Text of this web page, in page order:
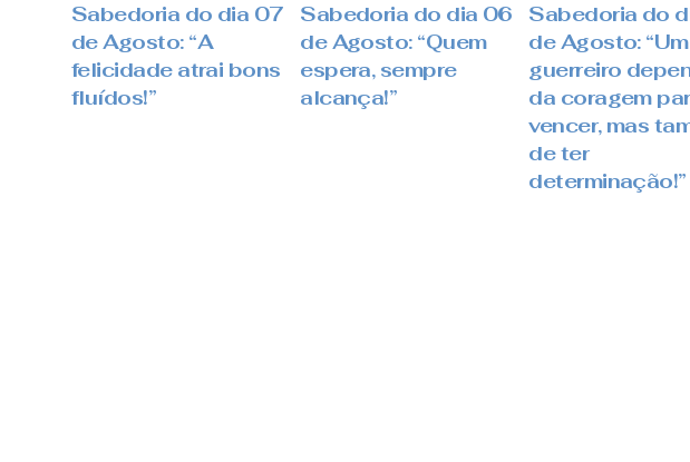
Sabedoria do dia 07
de Agosto: “A
felicidade atrai bons
fluídos!”
Sabedoria do dia 06
de Agosto: “Quem
espera, sempre
alcança!”
Sabedoria do
de Agosto: “Um
guerreiro
da coragem
vencer, mas
de ter
determinação!”